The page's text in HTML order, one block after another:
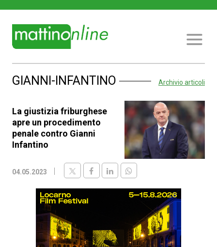
GIANNI-INFANTINO Archivio articoli
La giustizia friburghese
apre un procedimento
penale contro Gianni
Infantino
04.05.2023